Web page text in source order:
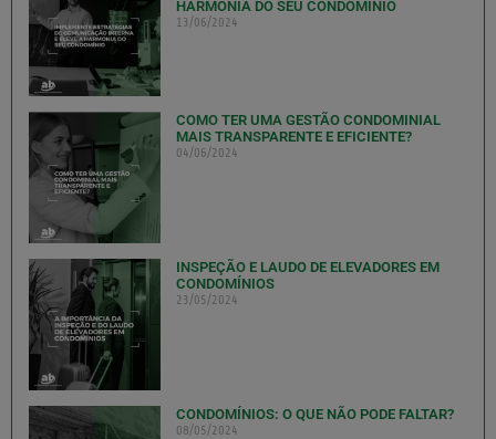
HARMONIA DO SEU CONDOMÍNIO
13/06/2024
COMO TER UMA GESTÃO CONDOMINIAL
MAIS TRANSPARENTE E EFICIENTE?
04/06/2024
INSPEÇÃO E LAUDO DE ELEVADORES EM
CONDOMÍNIOS
23/05/2024
CONDOMÍNIOS: O QUE NÃO PODE FALTAR?
08/05/2024